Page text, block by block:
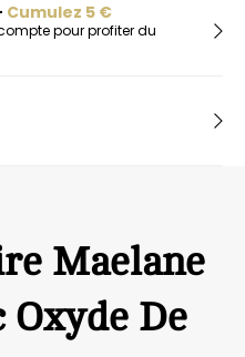
Cumulez 5 €
pour profiter du
Maelane
De